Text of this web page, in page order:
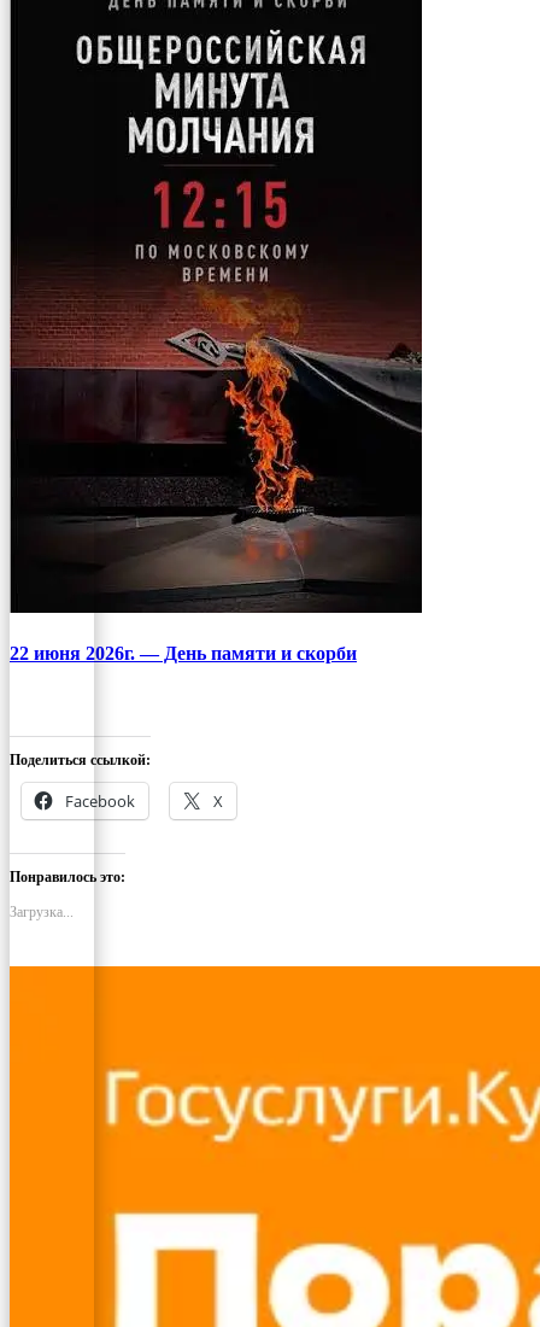
22 июня 2026г. — День памяти и скорби
Поделиться ссылкой:
Facebook X
Понравилось это:
Загрузка...